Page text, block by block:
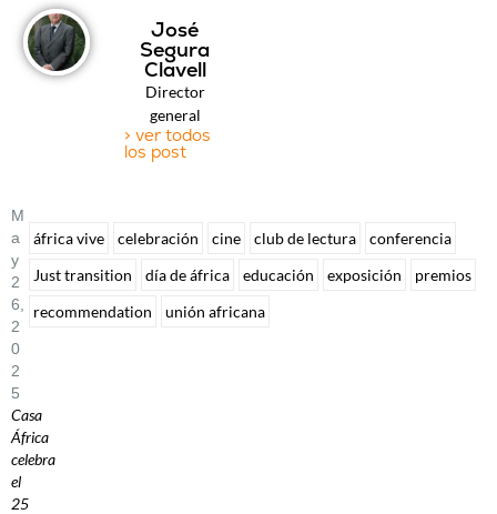
José
Segura
Clavell
Director
general
> ver todos
los post
M
A
Y
2
6,
2
0
2
5
Casa
África
celebra
el
25
áfrica vive celebración cine club de lectura
conferencia
Just transition
día de áfrica educación exposición
premios
recommendation
unión africana